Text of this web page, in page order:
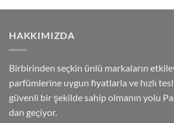
HAKKIMIZDA
Birbirinden seçkin ünlü markaların
parfümlerine uygun fiyatlarla ve hızlı
güvenli bir şekilde sahip olmanın yolu
dan geçiyor.